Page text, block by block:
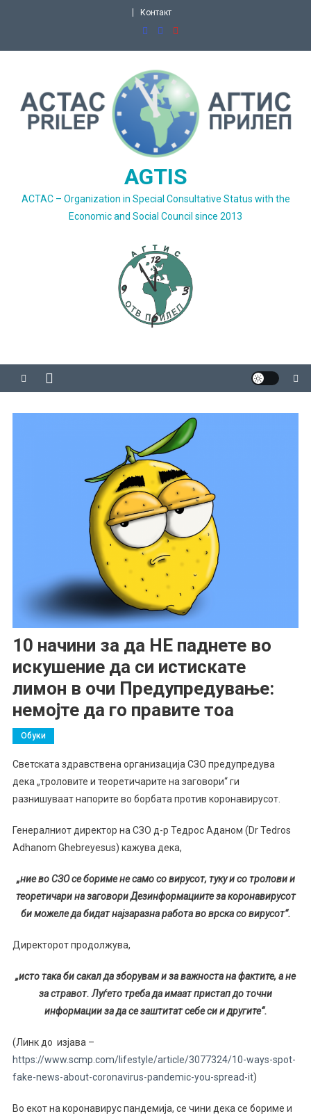
Контакт
AGTIS
ACTAC – Organization in Special Consultative Status with the
Economic and Social Council since 2013
10 начини за да НЕ паднете во
искушение да си истискате
лимон в очи Предупредување:
немојте да го правите тоа
Обуки
Светската здравствена организација СЗО предупредува
дека „троловите и теоретичарите на заговори“ ги
разнишуваат напорите во борбата против коронавирусот.
Генералниот директор на СЗО д-р Тедрос Аданом (Dr Tedros
Adhanom Ghebreyesus) кажува дека,
„ние во СЗО се бориме не само со вирусот, туку и со тролови и
теоретичари на заговориДезинформациите за коронавирусот
би можеле да бидат најзаразна работа во врска со вирусот“.
Директорот продолжува,
„исто така би сакал да зборувам и за важноста на фактите, а не
за стравот. Луѓето треба да имаат пристап до точни
информации за да се заштитат себе си и другите“.
(Линк до изјава –
https://www.scmp.com/lifestyle/article/3077324/10-ways-spot-
fake-news-about-coronavirus-pandemic-you-spread-it)
Во екот на коронавирус пандемија, се чини дека се бориме и